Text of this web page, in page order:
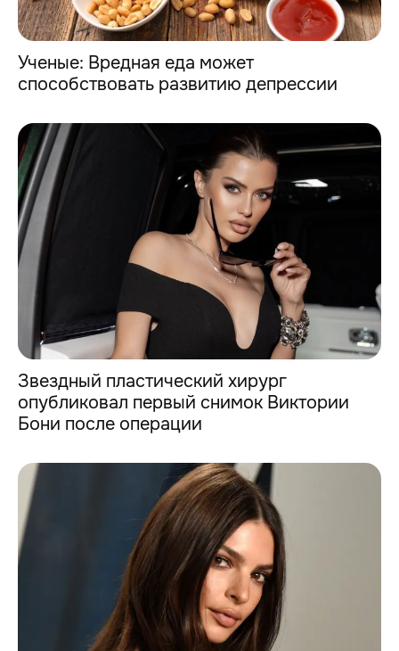
Ученые: Вредная еда может
способствовать развитию депрессии
Звездный пластический хирург
опубликовал первый снимок Виктории
Бони после операции